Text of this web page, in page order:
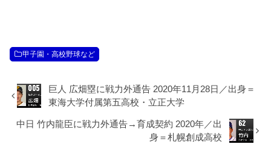
甲子園・高校野球など
巨人 広畑塁に戦力外通告 2020年11月28日／出身＝
東海大学付属第五高校・立正大学
中日 竹内龍臣に戦力外通告→育成契約 2020年／出
身＝札幌創成高校